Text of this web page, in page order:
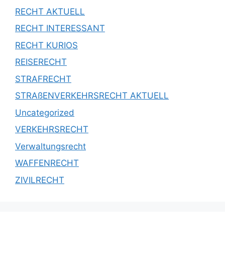
RECHT AKTUELL
RECHT INTERESSANT
RECHT KURIOS
REISERECHT
STRAFRECHT
STRAßENVERKEHRSRECHT AKTUELL
Uncategorized
VERKEHRSRECHT
Verwaltungsrecht
WAFFENRECHT
ZIVILRECHT